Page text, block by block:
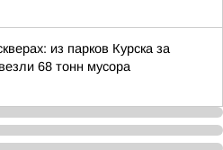
из парков Курска за
68 тонн мусора